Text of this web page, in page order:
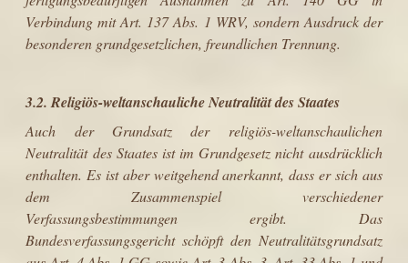
Verbindung mit Art. 137 Abs. 1 WRV, sondern Ausdruck der
besonderen grundgesetzlichen, freund­lichen Trennung.
3.2. Religiös-weltanschauliche Neutralität des Staates
Auch der Grundsatz der religiös-weltanschaulichen
Neutralität des Staates ist im Grundgesetz nicht ausdrücklich
enthalten. Es ist aber weitgehend anerkannt, dass er sich aus
dem Zusammenspiel verschiedener
Verfassungsbestimmungen ergibt. Das
Bundesverfassungsgericht schöpft den Neutralitäts­grundsatz